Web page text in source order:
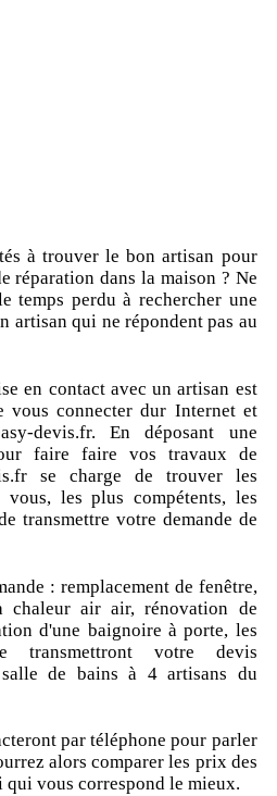
à trouver le bon artisan pour
réparation dans la maison ? Ne
temps perdu à rechercher une
artisan qui ne répondent pas au
en contact avec un artisan est
connecter dur Internet et
devis.fr. En déposant une
faire faire vos travaux de
se charge de trouver les
vous, les plus compétents, les
transmettre votre demande de
: remplacement de fenêtre,
chaleur air air, rénovation de
d'une baignoire à porte, les
transmettront votre devis
de bains à 4 artisans du
par téléphone pour parler
alors comparer les prix des
vous correspond le mieux.